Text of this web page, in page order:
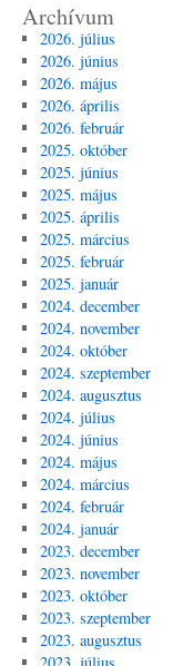
Archívum
2026. július
2026. június
2026. május
2026. április
2026. február
2025. október
2025. június
2025. május
2025. április
2025. március
2025. február
2025. január
2024. december
2024. november
2024. október
2024. szeptember
2024. augusztus
2024. július
2024. június
2024. május
2024. március
2024. február
2024. január
2023. december
2023. november
2023. október
2023. szeptember
2023. augusztus